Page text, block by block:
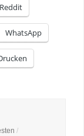
Reddit
WhatsApp
/